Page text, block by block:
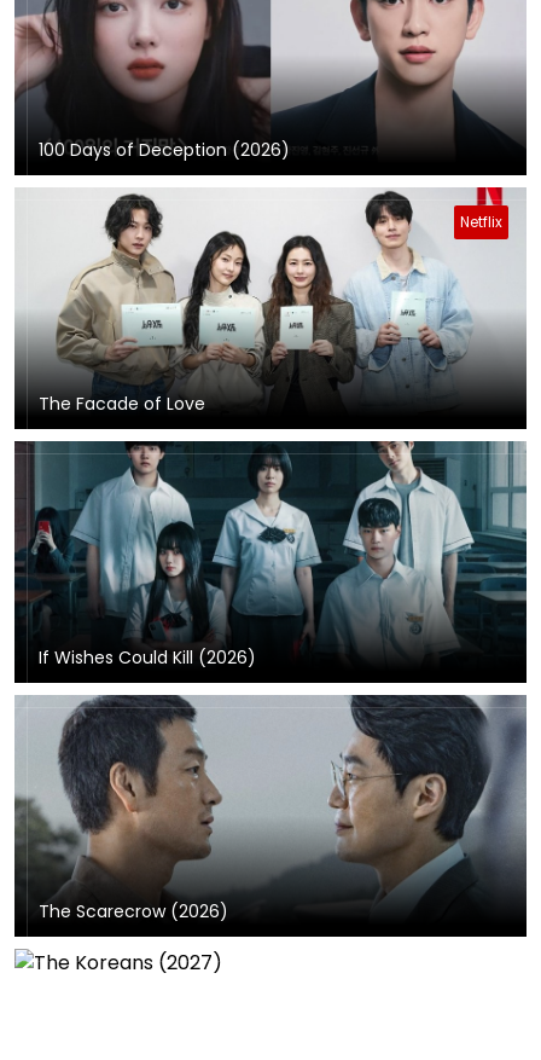
100 Days of Deception (2026)
Netflix
The Facade of Love
If Wishes Could Kill (2026)
The Scarecrow (2026)